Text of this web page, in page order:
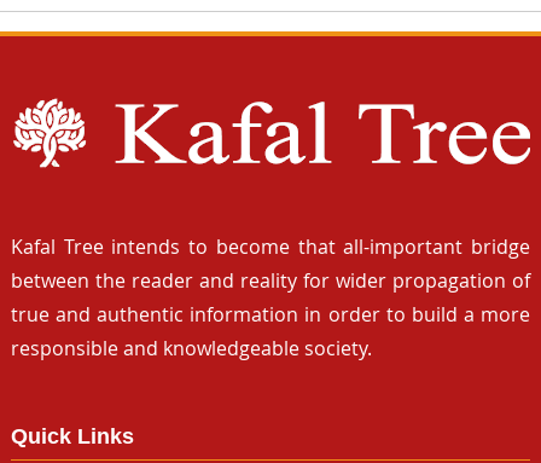
Kafal Tree intends to become that all-important bridge
between the reader and reality for wider propagation of
true and authentic information in order to build a more
responsible and knowledgeable society.
Quick Links